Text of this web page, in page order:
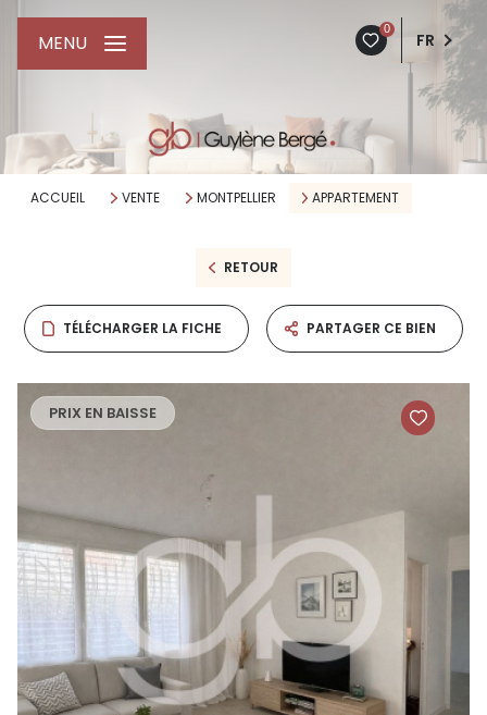
0
FR
MENU
ACCUEIL VENTE MONTPELLIER APPARTEMENT
RETOUR
TÉLÉCHARGER LA FICHE PARTAGER CE BIEN
PRIX EN BAISSE